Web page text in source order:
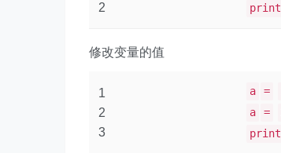
2
print
修改变量的值
1
2
3
a =
a
=
print